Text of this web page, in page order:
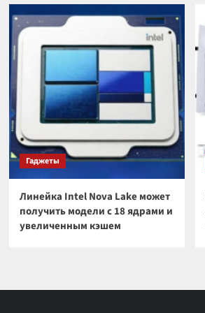
Гаджеты
Линейка Intel Nova Lake может
получить модели с 18 ядрами и
увеличенным кэшем